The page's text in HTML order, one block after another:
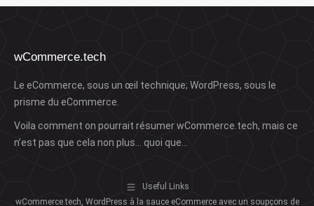
wCommerce.tech
Le eCommerce, sous un œil technique; WordPress, sous le
prisme du eCommerce.
Voila comment on pourrait résumer wCommerce.tech, mais ce
n’est pas que cela non plus… quoi que…
Useful Links
wCommerce.tech, WordPress à la sauce eCommerce avec un soupçons de